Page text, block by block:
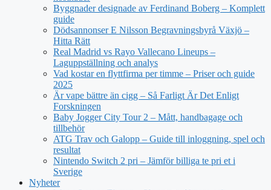
Byggnader designade av Ferdinand Boberg – Komplett
guide
Dödsannonser E Nilsson Begravningsbyrå Växjö –
Hitta Rätt
Real Madrid vs Rayo Vallecano Lineups –
Laguppställning och analys
Vad kostar en flyttfirma per timme – Priser och guide
2025
Är vape bättre än cigg – Så Farligt Är Det Enligt
Forskningen
Baby Jogger City Tour 2 – Mått, handbagage och
tillbehör
ATG Trav och Galopp – Guide till inloggning, spel och
resultat
Nintendo Switch 2 pri – Jämför billiga te pri et i
Sverige
Nyheter